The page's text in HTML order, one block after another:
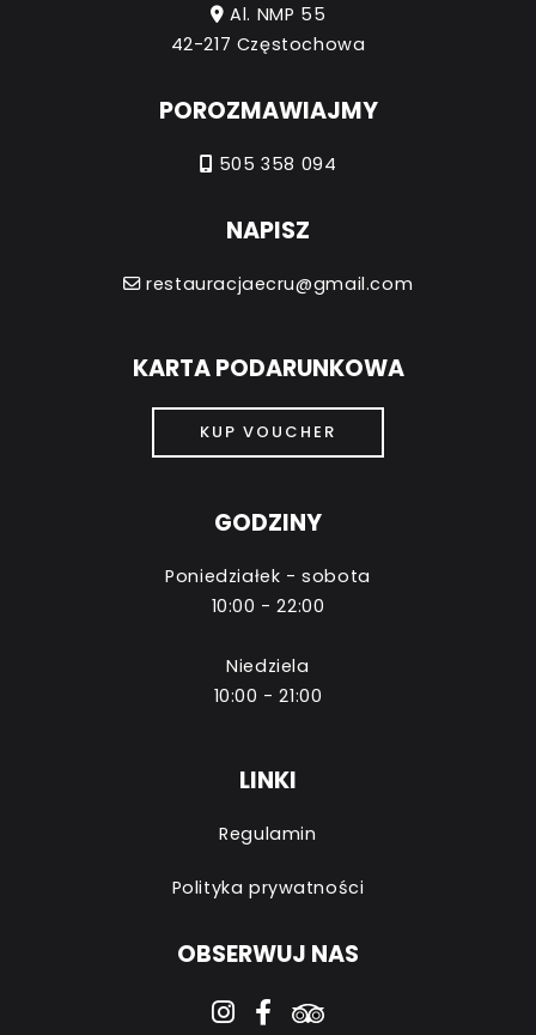
Al. NMP 55
42-217 Częstochowa
POROZMAWIAJMY
505 358 094
NAPISZ
restauracjaecru@gmail.com
KARTA PODARUNKOWA
KUP VOUCHER
GODZINY
Poniedziałek - sobota
10:00 - 22:00
Niedziela
10:00 - 21:00
LINKI
Regulamin
Polityka prywatności
OBSERWUJ NAS
instagram
facebook-f
tripadvisor